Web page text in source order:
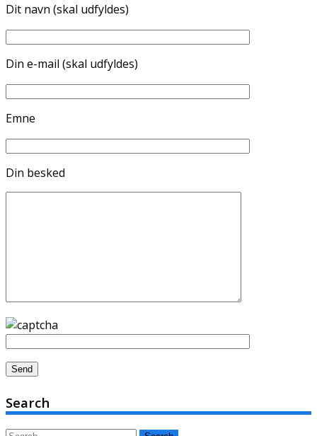
Dit navn (skal udfyldes)
Din e-mail (skal udfyldes)
Emne
Din besked
Search